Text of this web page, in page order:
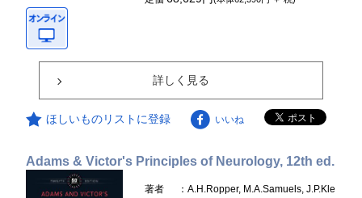
詳しく見る
ほしいものリストに登録 いいね
Adams & Victor's Principles of Neurology, 12th ed.
著者
：A.H.Ropper, M.A.Samuels, J.P.Kle